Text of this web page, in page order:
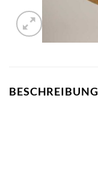
BESCHREIBUNG